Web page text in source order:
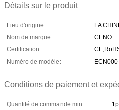
Détails sur le produit
Lieu d'origine:
LA
Nom de marque:
CENO
Certification:
Numéro de modèle:
Conditions de paiement et
Quantité de commande min: